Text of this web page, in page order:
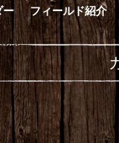
ー
フィールド紹介